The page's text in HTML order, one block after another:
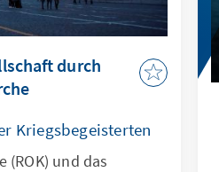
durch
Kriegsbegeisterten
(ROK) und das